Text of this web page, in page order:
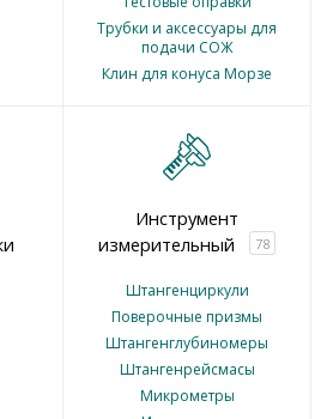
Трубки и аксессуары для
подачи СОЖ
Клин для конуса Морзе
Инструмент
измерительный
78
Штангенциркули
Поверочные призмы
Штангенглубиномеры
Штангенрейсмасы
Микрометры